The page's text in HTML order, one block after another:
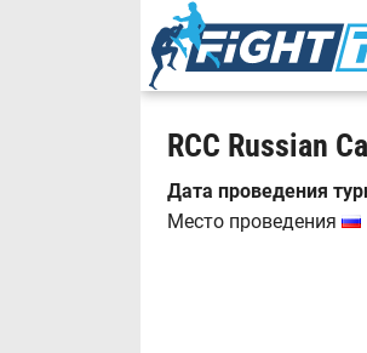
RCC Russian
Дата проведения
Место проведения